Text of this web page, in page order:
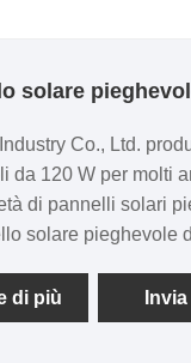
solare
Co., Ltd.
da 120 W per molti
di pannelli solari
solare pieghevole
ne hai bisogno,
online con
di più